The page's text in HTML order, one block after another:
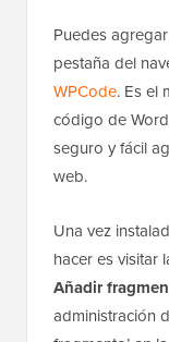
Puedes
pestaña del
WPCode
. Es
seguro y fácil
web.
Una vez
hacer es visitar